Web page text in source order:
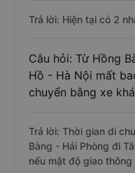
Trả lời: Hiện tại có 2
Câu hỏi: Từ Hồng
Hồ - Hà Nội mất
chuyển bằng xe
Trả lời: Thời gian di
Bàng - Hải Phòng đi
nếu mật độ giao thông